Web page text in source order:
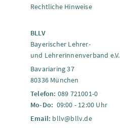
Rechtliche Hinweise
BLLV
Bayerischer Lehrer-
und Lehrerinnenverband e.V.
Bavariaring 37
80336 München
Telefon: 089 721001-0
Mo-Do: 09:00 - 12:00 Uhr
Email: bllv@bllv.de